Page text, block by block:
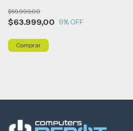
$63.999,00
$69.999,00
9% OFF